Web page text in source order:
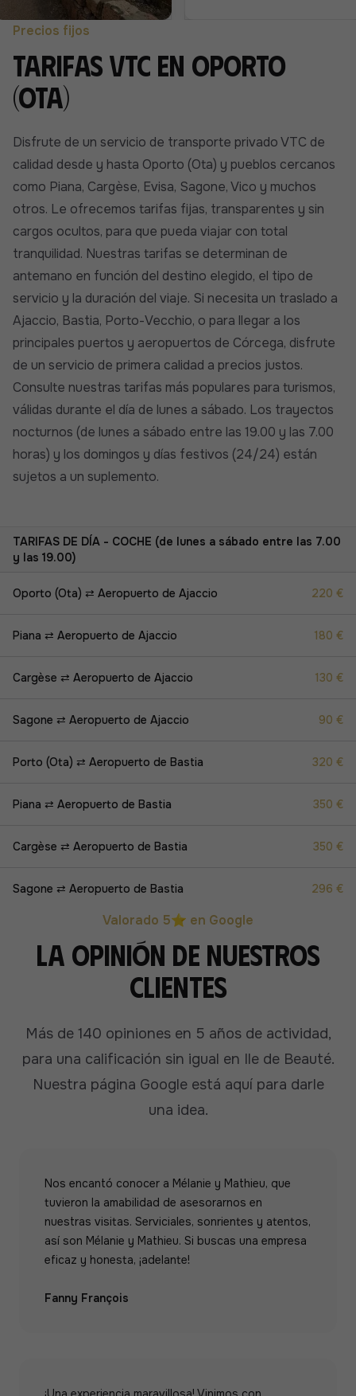
Precios fijos
Tarifas VTC en Oporto
(Ota)
Disfrute de un servicio de transporte privado VTC de
calidad desde y hasta Oporto (Ota) y pueblos cercanos
como Piana, Cargèse, Evisa, Sagone, Vico y muchos
otros. Le ofrecemos tarifas fijas, transparentes y sin
cargos ocultos, para que pueda viajar con total
tranquilidad. Nuestras tarifas se determinan de
antemano en función del destino elegido, el tipo de
servicio y la duración del viaje. Si necesita un traslado a
Ajaccio, Bastia, Porto-Vecchio, o para llegar a los
principales puertos y aeropuertos de Córcega, disfrute
de un servicio de primera calidad a precios justos.
Consulte nuestras tarifas más populares para turismos,
válidas durante el día de lunes a sábado. Los trayectos
nocturnos (de lunes a sábado entre las 19.00 y las 7.00
horas) y los domingos y días festivos (24/24) están
sujetos a un suplemento.
TARIFAS DE DÍA - COCHE (de lunes a sábado entre las 7.00
y las 19.00)
Oporto (Ota) ⇄ Aeropuerto de Ajaccio 220 €
Piana ⇄ Aeropuerto de Ajaccio 180 €
Cargèse ⇄ Aeropuerto de Ajaccio 130 €
Sagone ⇄ Aeropuerto de Ajaccio 90 €
Porto (Ota) ⇄ Aeropuerto de Bastia 320 €
Piana ⇄ Aeropuerto de Bastia 350 €
Cargèse ⇄ Aeropuerto de Bastia 350 €
Sagone ⇄ Aeropuerto de Bastia 296 €
Valorado 5⭐ en Google
La opinión de nuestros
clientes
Más de 140 opiniones en 5 años de actividad,
para una calificación sin igual en Ile de Beauté.
Nuestra página Google está aquí para darle
una idea.
Nos encantó conocer a Mélanie y Mathieu, que
tuvieron la amabilidad de asesorarnos en
nuestras visitas. Serviciales, sonrientes y atentos,
así son Mélanie y Mathieu. Si buscas una empresa
eficaz y honesta, ¡adelante!
Fanny François